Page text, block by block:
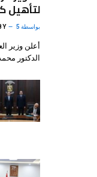
لتأهيل
بواسطة 5 أغسطس، 2026
أعلن وزير
الدكتور